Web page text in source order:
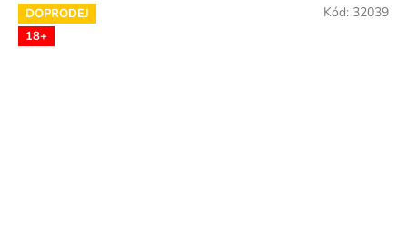
DOPRODEJ
18+
Kód: 32039